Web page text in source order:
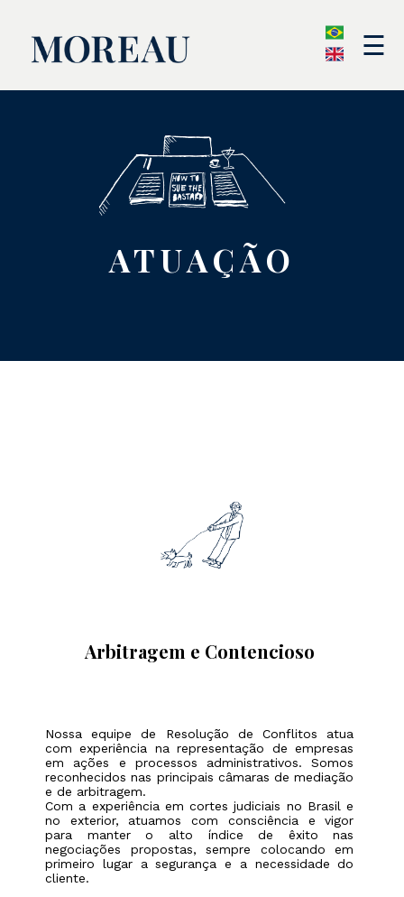
☰
ATUAÇÃO
Arbitragem e Contencioso
Nossa equipe de Resolução de Conflitos atua
com experiência na representação de empresas
em ações e processos administrativos. Somos
reconhecidos nas principais câmaras de mediação
e de arbitragem.
Com a experiência em cortes judiciais no Brasil e
no exterior, atuamos com consciência e vigor
para manter o alto índice de êxito nas
negociações propostas, sempre colocando em
primeiro lugar a segurança e a necessidade do
cliente.